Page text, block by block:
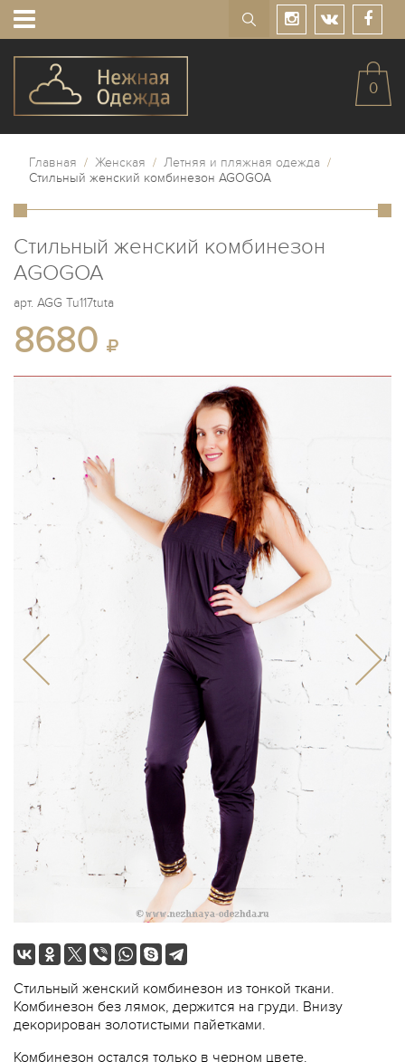
0
Главная / Женская / Летняя и пляжная одежда /
Стильный женский комбинезон AGOGOA
Стильный женский комбинезон
AGOGOA
арт. AGG Tu117tuta
8680
Стильный женский комбинезон из тонкой ткани.
Комбинезон без лямок, держится на груди. Внизу
декорирован золотистыми пайетками.
Комбинезон остался только в черном цвете.